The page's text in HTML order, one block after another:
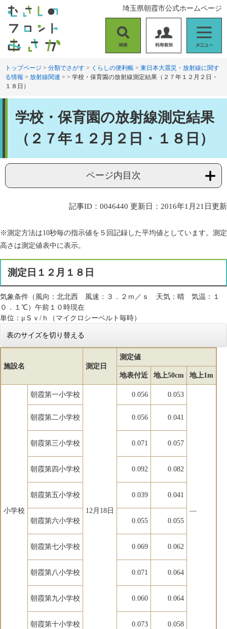
す
。
し
て
索
用
者
別
ニ
ュ
ー
埼玉県朝霞市公式ホームページ
トップページ > 分類でさがす > くらしの便利帳 > 東日本大震災・放射線に関す
る情報 > 放射線関連 > > 学校・保育園の放射線測定結果（２７年１２月２日・
１８日）
学校・保育園の放射線測定結果
（２７年１２月２日・１８日）
ページ内目次
記事ID：0046440 更新日：2016年1月21日更新
※測定方法は10秒毎の指示値を５回記録した平均値としています。測定
高さは測定値表中に表示。
測定日１２月１８日
気象条件（風向：北北西 風速：３．２ｍ／ｓ 天気：晴 気温：１
０．１℃）午前１０時現在
単位：μＳｖ/ｈ（マイクロシーベルト毎時）
表のサイズを切り替える
施設名 測定日
測定値
地表付近 地上50cm 地上1m
小学校
朝霞第一小学校
12月18日
0.056 0.053
―
朝霞第二小学校 0.056 0.041
朝霞第三小学校 0.071 0.057
朝霞第四小学校 0.092 0.082
朝霞第五小学校 0.039 0.041
朝霞第六小学校 0.055 0.055
朝霞第七小学校 0.069 0.062
朝霞第八小学校 0.071 0.064
朝霞第九小学校 0.060 0.064
朝霞第十小学校 0.073 0.058